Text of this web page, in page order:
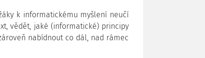
k informatickému myšlení neučí
vědět, jaké (informatické) principy
nabídnout co dál, nad rámec